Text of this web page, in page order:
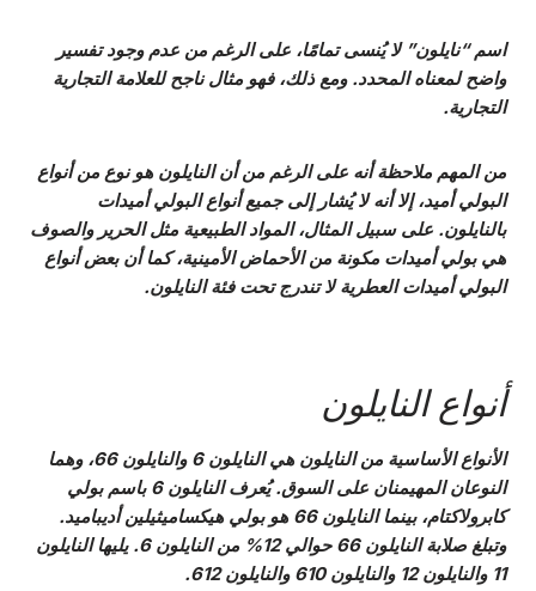
اسم “نايلون” لا يُنسى تمامًا، على الرغم من عدم وجود تفسير
واضح لمعناه المحدد. ومع ذلك، فهو مثال ناجح للعلامة التجارية
التجارية.
من المهم ملاحظة أنه على الرغم من أن النايلون هو نوع من أنواع
البولي أميد، إلا أنه لا يُشار إلى جميع أنواع البولي أميدات
بالنايلون. على سبيل المثال، المواد الطبيعية مثل الحرير والصوف
هي بولي أميدات مكونة من الأحماض الأمينية، كما أن بعض أنواع
البولي أميدات العطرية لا تندرج تحت فئة النايلون.
أنواع النايلون
الأنواع الأساسية من النايلون هيالنايلون 6 والنايلون 66
، وهما
النوعان المهيمنان على السوق. يُعرف النايلون 6 باسم بولي
كابرولاكتام، بينما النايلون 66 هو بولي هيكساميثيلين أديباميد.
وتبلغ صلابة النايلون 66 حوالي 12% من النايلون 6. يليها النايلون
11 والنايلون 12 والنايلون 610 والنايلون 612.